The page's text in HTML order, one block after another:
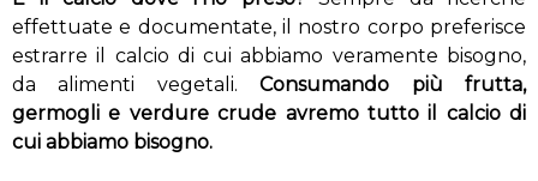
effettuate e documentate, il nostro corpo preferisce
estrarre il calcio di cui abbiamo veramente bisogno,
da alimenti vegetali.Consumando più frutta,
germogli e verdure crude avremo tutto il calcio di
cui abbiamo bisogno.